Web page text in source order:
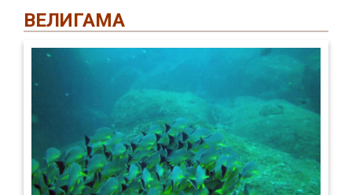
ВЕЛИГАМА